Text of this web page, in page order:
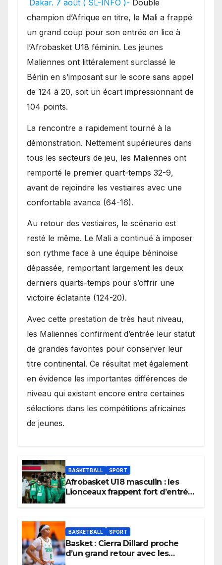
une lourde défaite au
Bénin.
Dakar. 7 août ( SL-INFO )- Double
champion d’Afrique en titre, le Mali a frappé
un grand coup pour son entrée en lice à
l’Afrobasket U18 féminin. Les jeunes
Maliennes ont littéralement surclassé le
Bénin en s’imposant sur le score sans appel
de 124 à 20, soit un écart impressionnant de
104 points.
La rencontre a rapidement tourné à la
démonstration. Nettement supérieures dans
tous les secteurs de jeu, les Maliennes ont
remporté le premier quart-temps 32-9,
avant de rejoindre les vestiaires avec une
confortable avance (64-16).
Au retour des vestiaires, le scénario est
resté le même. Le Mali a continué à imposer
son rythme face à une équipe béninoise
dépassée, remportant largement les deux
derniers quarts-temps pour s’offrir une
victoire éclatante (124-20).
Avec cette prestation de très haut niveau,
les Maliennes confirment d’entrée leur statut
de grandes favorites pour conserver leur
titre continental. Ce résultat met également
en évidence les importantes différences de
niveau qui existent encore entre certaines
sélections dans les compétitions africaines
de jeunes.
BASKETBALL SPORT
Afrobasket U18 masculin : les
Lionceaux frappent fort d’entrée
BASKETBALL SPORT
Basket : Cierra Dillard proche
d’un grand retour avec les